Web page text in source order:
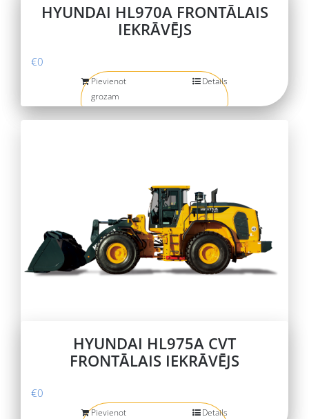
HYUNDAI HL970A FRONTĀLAIS
IEKRĀVĒJS
€0
Pievienot
grozam
Details
HYUNDAI HL975A CVT
FRONTĀLAIS IEKRĀVĒJS
€0
Pievienot
Details